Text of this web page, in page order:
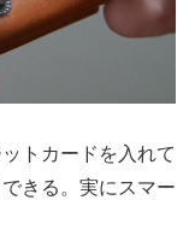
トカードを入れて
きる。実にスマー